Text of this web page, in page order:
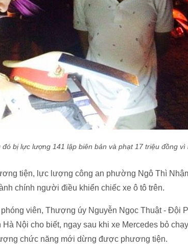
đó bị lực lượng 141 lập biên bản và phạt 17 triệu đồng vì
tiện, lực lượng công an phường Ngô Thì
chính người điều khiển chiếc xe ô tô trên.
viên, Thượng úy Nguyễn Ngọc Thuật - Đội
Hà Nội cho biết, ngay sau khi xe Mercedes bỏ
chức năng mới dừng được phương tiện.